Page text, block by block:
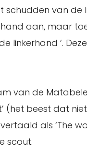
schudden van
aan, maar
linkerhand ‘.
van de
(het beest dat
als ‘The
scout.